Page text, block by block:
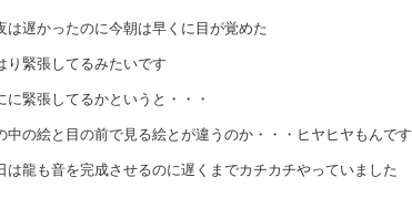
は遅かったのに今朝は早くに目が覚めた
り緊張してるみたいです
に緊張してるかというと・・・
中の絵と目の前で見る絵とが違うのか・・・ヒヤヒヤもんです
は龍も音を完成させるのに遅くまでカチカチやっていました